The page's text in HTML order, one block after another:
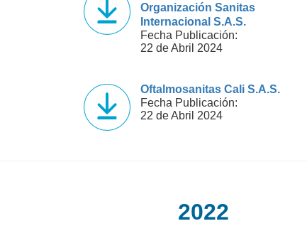
Organización Sanitas
Internacional S.A.S.
Fecha Publicación:
22 de Abril 2024
Oftalmosanitas Cali S.A.S.
Fecha Publicación:
22 de Abril 2024
2022